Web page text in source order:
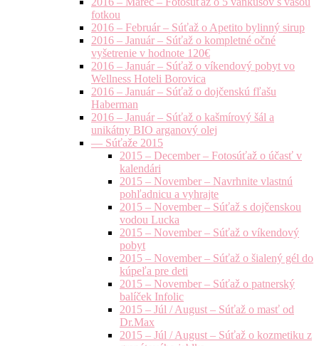
fotkou
2016 – Február – Súťaž o Apetito bylinný sirup
2016 – Január – Súťaž o kompletné očné
vyšetrenie v hodnote 120€
2016 – Január – Súťaž o víkendový pobyt vo
Wellness Hoteli Borovica
2016 – Január – Súťaž o dojčenskú fľašu
Haberman
2016 – Január – Súťaž o kašmírový šál a
unikátny BIO arganový olej
— Súťaže 2015
2015 – December – Fotosúťaž o účasť v
kalendári
2015 – November – Navrhnite vlastnú
pohľadnicu a vyhrajte
2015 – November – Súťaž s dojčenskou
vodou Lucka
2015 – November – Súťaž o víkendový
pobyt
2015 – November – Súťaž o šialený gél do
kúpeľa pre deti
2015 – November – Súťaž o patnerský
balíček Infolic
2015 – Júl / August – Súťaž o masť od
Dr.Max
2015 – Júl / August – Súťaž o kozmetiku z